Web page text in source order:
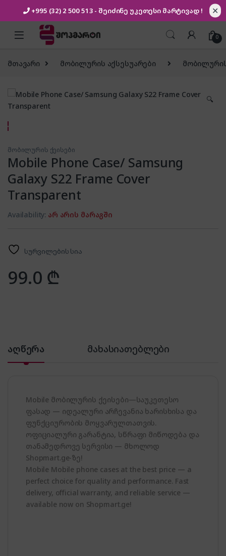
+995 (32) 2 500 513 - შეიძინე უკეთესი მარტივად ! ✕
Skip to navigation
Skip to content
0
მთავარი მობილურის აქსესუარები
🔍
მობილურის ქეისები
Mobile Phone Case/ Samsung
Galaxy S22 Frame Cover
Transparent
Availability: არ არის მარაგში
სურვილების სია
99.0 ₾
აღწერა მახასიათებლები
Mobile მობილურის ქეისები—საუკეთესო
ფასად — იდეალური არჩევანია ხარისხისა და
ფუნქციურობის მოყვარულთათვის.
ოფიციალური გარანტია, სწრაფი მიწოდება და
თანამედროვე სერვისი — მხოლოდ
Shopmart.ge-ზე!
Mobile Mobile phone cases at the best price — a
perfect choice for quality and performance. Fast
delivery, official warranty, and reliable service —
available now on Shopmart.ge!